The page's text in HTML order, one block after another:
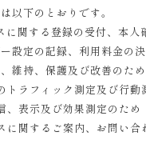
以下のとおりです。
に関する登録の受付、本人
設定の記録、利用料金の
維持、保護及び改善のため
トラフィック測定及び行動
、表示及び効果測定のため
に関するご案内、お問い合